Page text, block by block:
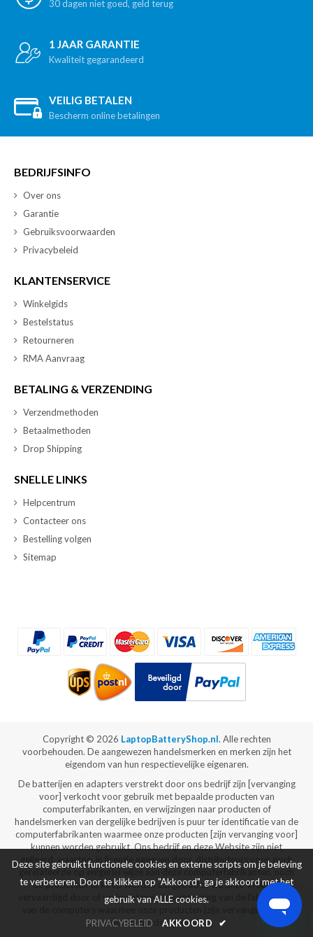
30 dagen niet goed, geld terug
1 JAAR GARANTIE
Kwaliteit gegarandeerd
VEILIG BETALEN
Bescherm online betalingen
BEDRIJFSINFO
Over ons
Garantie
Gebruiksvoorwaarden
Privacybeleid
KLANTENSERVICE
Winkelgids
Bestelstatus
Retourneren
RMA Aanvraag
BETALING & VERZENDING
Verzendmethoden
Betaalmethoden
Drop Shipping
SNELLE LINKS
Helpcentrum
Contacteer ons
Bestelling volgen
Sitemap
Copyright © 2026 LaptopBatteryShop.nl. Alle rechten
voorbehouden. De aangewezen handelsmerken en merken zijn het
eigendom van hun respectievelijke eigenaren.
De batterijen en adapters verstrekt door ons bedrijf zijn [vervanging
voor] verkocht voor gebruik met bepaalde producten van
computerfabrikanten, en verwijzingen naar producten of
handelsmerken van dergelijke bedrijven is puur ter identificatie van de
computerfabrikanten waarmee onze producten [zijn vervanging voor]
kunnen worden gebruikt. Ons bedrijf en deze Website zijn niet
gelieerd, waartoe, in licentie gegeven door, distributeurs voor, noch
gerelateerde op enigerlei wijze aan deze computerfabrikanten, noch
de producten te koop worden aangeboden via onze Website
vervaardigd door of verkocht met de vergunning van de fabrikanten
van de computers waarmee onze producten [zijn vervanging voor]
kunnen worden gebruikt.
Deze site gebruikt functionele cookies en externe scripts om je beleving
te verbeteren. Door te klikken op "Akkoord", ga je akkoord met het
gebruik van ALLE cookies.
PRIVACYBELEID AKKOORD ✔